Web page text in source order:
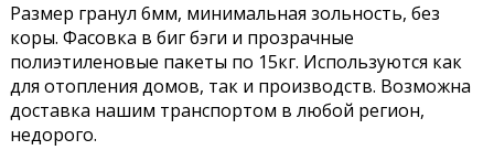
Размер гранул 6мм, минимальная зольность, без
коры. Фасовка в биг бэги и прозрачные
полиэтиленовые пакеты по 15кг. Используются как
для отопления домов, так и производств. Возможна
доставка нашим транспортом в любой регион,
недорого.